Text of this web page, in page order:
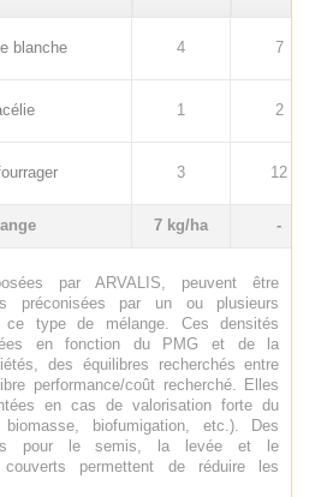
blanche 4 7
1 2
3 12
7 kg/ha -
par ARVALIS, peuvent être
préconisées par un ou plusieurs
ce type de mélange. Ces densités
en fonction du PMG et de la
des équilibres recherchés entre
performance/coût recherché. Elles
en cas de valorisation forte du
biofumigation, etc.). Des
pour le semis, la levée et le
couverts permettent de réduire les